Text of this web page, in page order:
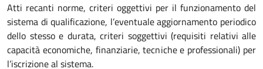
Atti recanti norme, criteri oggettivi per il funzionamento del
sistema di qualificazione, l’eventuale aggiornamento periodico
dello stesso e durata, criteri soggettivi (requisiti relativi alle
capacità economiche, finanziarie, tecniche e professionali) per
l’iscrizione al sistema.